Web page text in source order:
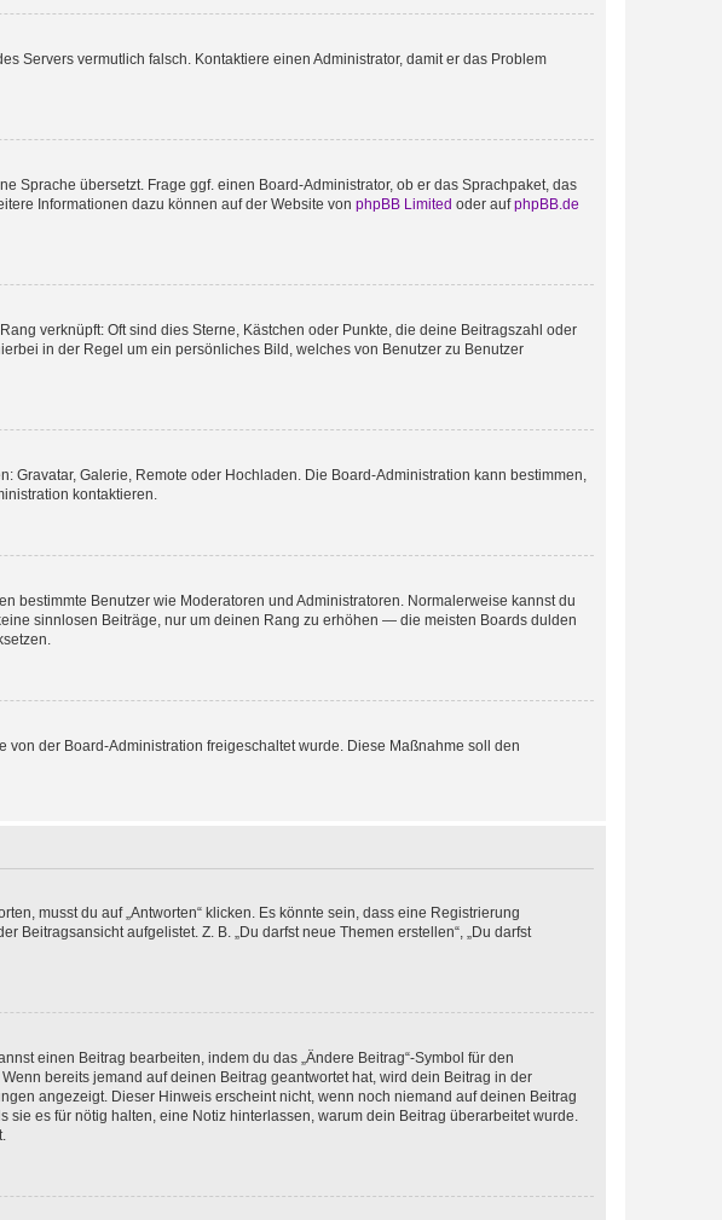
Servers vermutlich falsch. Kontaktiere einen Administrator, damit er das Problem
Sprache übersetzt. Frage ggf. einen Board-Administrator, ob er das Sprachpaket, das
Informationen dazu können auf der Website von phpBB Limited oder aufphpBB.de
verknüpft: Oft sind dies Sterne, Kästchen oder Punkte, die deine Beitragszahl oder
in der Regel um ein persönliches Bild, welches von Benutzer zu Benutzer
Gravatar, Galerie, Remote oder Hochladen. Die Board-Administration kann bestimmen,
kontaktieren.
bestimmte Benutzer wie Moderatoren und Administratoren. Normalerweise kannst du
sinnlosen Beiträge, nur um deinen Rang zu erhöhen — die meisten Boards dulden
der Board-Administration freigeschaltet wurde. Diese Maßnahme soll den
musst du auf „Antworten“ klicken. Es könnte sein, dass eine Registrierung
aufgelistet. Z. B. „Du darfst neue Themen erstellen“, „Du darfst
einen Beitrag bearbeiten, indem du das „Ändere Beitrag“-Symbol für den
bereits jemand auf deinen Beitrag geantwortet hat, wird dein Beitrag in der
angezeigt. Dieser Hinweis erscheint nicht, wenn noch niemand auf deinen Beitrag
es für nötig halten, eine Notiz hinterlassen, warum dein Beitrag überarbeitet wurde.